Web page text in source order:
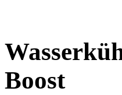
Boost